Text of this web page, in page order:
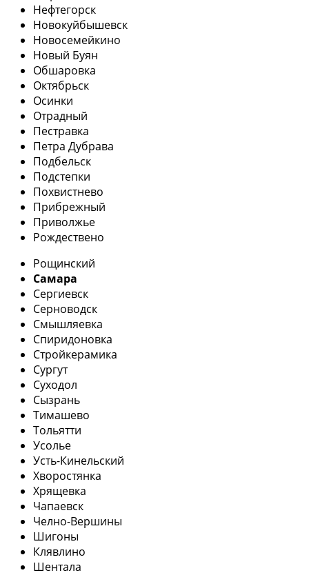
Нефтегорск
Новокуйбышевск
Новосемейкино
Новый Буян
Обшаровка
Октябрьск
Осинки
Отрадный
Пестравка
Петра Дубрава
Подбельск
Подстепки
Похвистнево
Прибрежный
Приволжье
Рождествено
Рощинский
Самара
Сергиевск
Серноводск
Смышляевка
Спиридоновка
Стройкерамика
Сургут
Суходол
Сызрань
Тимашево
Тольятти
Усолье
Усть-Кинельский
Хворостянка
Хрящевка
Чапаевск
Челно-Вершины
Шигоны
Клявлино
Шентала